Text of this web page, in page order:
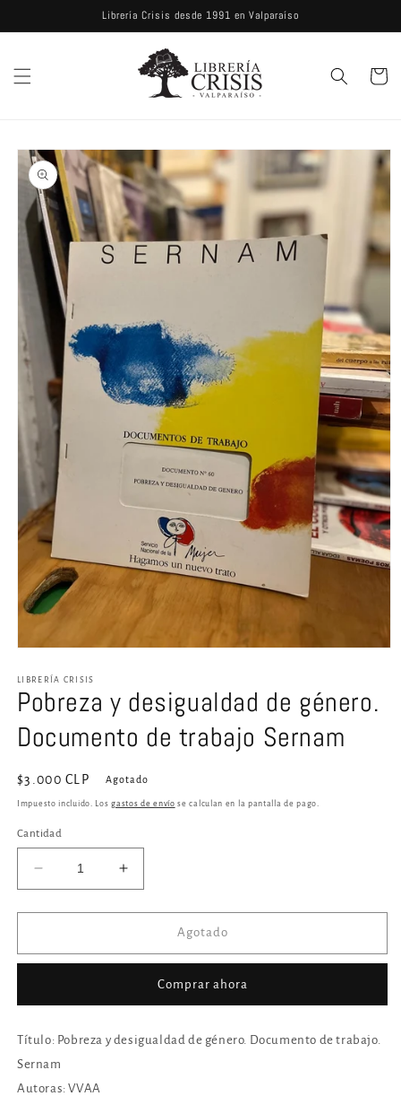
al contenido
Librería Crisis desde 1991 en Valparaíso
Carrito
directamente
a la
información
del producto
multimedia
1
en
ventana
modal
LIBRERÍA CRISIS
Pobreza y desigualdad de género.
Documento de trabajo Sernam
Precio
habitual
$3.000 CLP Agotado
Impuesto incluido. Losgastos de envío se calculan en la pantalla de pago.
Cantidad
Reducir
cantidad
para
y
género.
de
trabajo
Sernam
Aumentar
cantidad
para
Pobreza
y
género.
de
Agotado
Comprar ahora
Título: Pobreza y desigualdad de género. Documento de trabajo.
Sernam
Autoras: VVAA